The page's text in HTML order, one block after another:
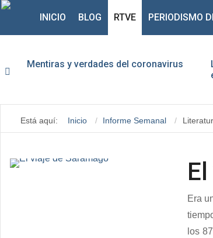
INICIO BLOG RTVE PERIODISMO
Mentiras y verdades del coronavirus
Está aquí: Inicio Informe Semanal
Era
los